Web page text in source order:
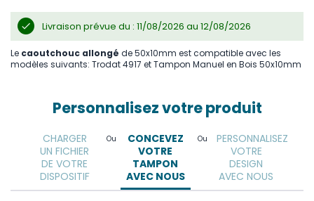
Livraison prévue du : 11/08/2026 au 12/08/2026
Le caoutchouc allongé de 50x10mm est compatible avec les
modèles suivants: Trodat 4917 et Tampon Manuel en Bois 50x10mm
Personnalisez votre produit
CHARGER
UN FICHIER
DE VOTRE
DISPOSITIF
Ou
CONCEVEZ
VOTRE
TAMPON
AVEC NOUS
Ou
PERSONNALISEZ
VOTRE
DESIGN
AVEC NOUS